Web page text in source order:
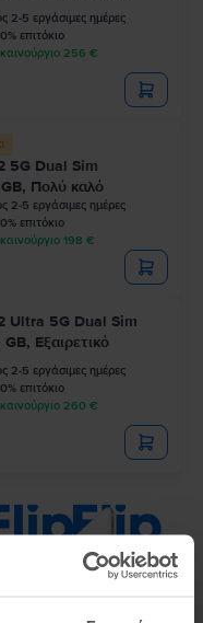
2-5 εργάσιμες ημέρες
επιτόκιο
256 €
5G Dual Sim
Πολύ καλό
2-5 εργάσιμες ημέρες
επιτόκιο
198 €
Ultra 5G Dual Sim
Εξαιρετικό
2-5 εργάσιμες ημέρες
επιτόκιο
260 €